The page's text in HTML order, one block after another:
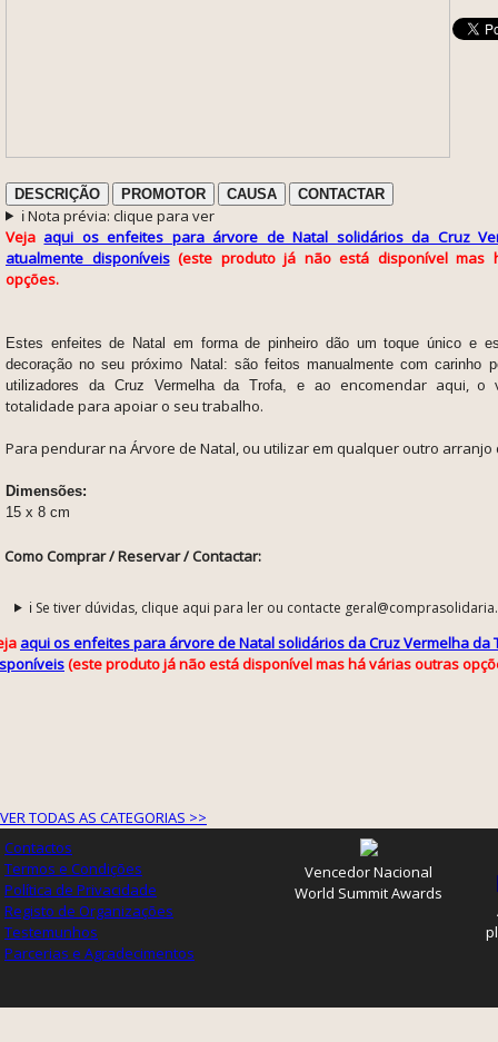
DESCRIÇÃO PROMOTOR CAUSA CONTACTAR
ℹ️ Nota prévia: clique para ver
Veja aqui os enfeites para árvore de Natal solidários da Cruz
atualmente disponíveis(este produto já não está disponível mas
opções.
Estes enfeites de Natal em forma de pinheiro dão um toque único e
decoração no seu próximo Natal: são feitos manualmente com carinho
utilizadores da Cruz Vermelha da Trofa, e ao encomendar aqui, o
totalidade para apoiar o seu trabalho.
Para pendurar na Árvore de Natal, ou utilizar em qualquer outro arranjo
Dimensões:
15 x 8 cm
Como Comprar / Reservar / Contactar:
ℹ️ Se tiver dúvidas, clique aqui para ler ou contacte
aqui os enfeites para árvore de Natal solidários da Cruz Vermelha da
(este produto já não está disponível mas há várias outras
VER TODAS AS CATEGORIAS >>
Contactos
Termos e Condições
Política de Privacidade
Registo de Organizações
Testemunhos
Parcerias e Agradecimentos
Vencedor Nacional
World Summit Awards